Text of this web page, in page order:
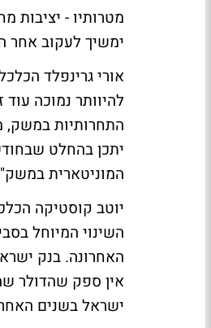
מטרותיו - יציבות
ימשיך לעקוב אחר
אורי גרינפלד
להיוותר נמוכה
התחרותיות במשק,
יתכן בהחלט
המוניטארית
יוטב קוסטיקה
השינוי המיוחל
האחרונה. בנק
אין ספק שהדולר
ישראל בשנים